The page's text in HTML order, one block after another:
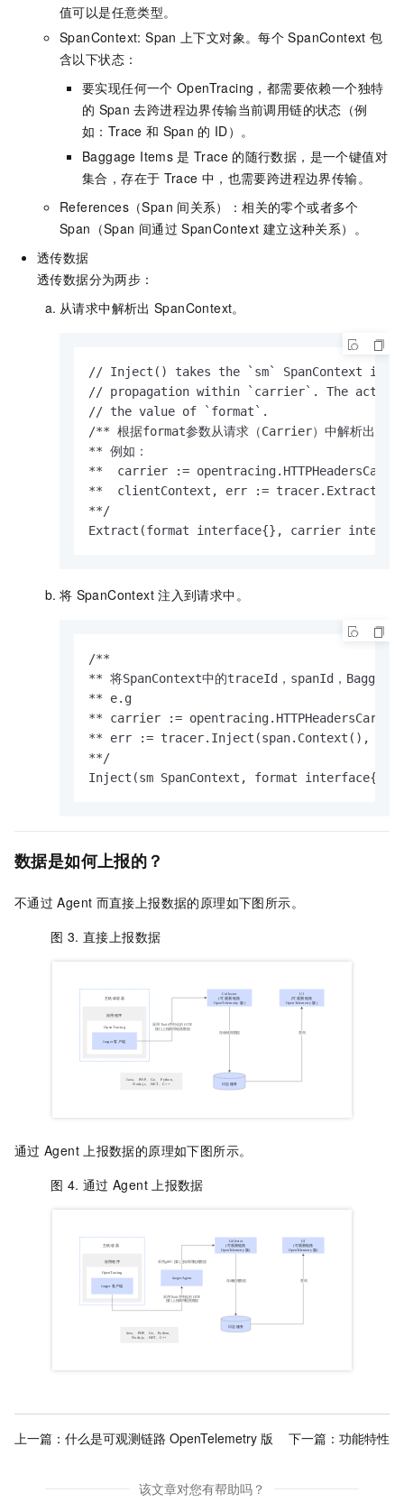
值可以是任意类型。
SpanContext: Span 上下文对象。每个 SpanContext 包
含以下状态：
要实现任何一个 OpenTracing，都需要依赖一个独特
的 Span 去跨进程边界传输当前调用链的状态（例
如：Trace 和 Span 的 ID）。
Baggage Items 是 Trace 的随行数据，是一个键值对
集合，存在于 Trace 中，也需要跨进程边界传输。
References（Span 间关系）：相关的零个或者多个
Span（Span 间通过 SpanContext 建立这种关系）。
透传数据
透传数据分为两步：
从请求中解析出 SpanContext。
// Inject() takes the `sm` SpanContext
// propagation within `carrier`. The actual
// the value of `format`.
/** 根据format参数从请求（Carrier）中解析出
** 例如：
**  carrier :=
**  clientContext, err :=
**/
Extract(format interface{}, carrier
将 SpanContext 注入到请求中。
/**
** 将SpanContext中的traceId，spanId，Baggage
** e.g
** carrier :=
** err := tracer.Inject(span.Context(),
**/
Inject(sm SpanContext, format
数据是如何上报的？
不通过 Agent 而直接上报数据的原理如下图所示。
图 3. 直接上报数据
通过 Agent 上报数据的原理如下图所示。
图 4. 通过 Agent 上报数据
上一篇： 什么是可观测链路 OpenTelemetry 版 下一篇： 功能特性
该文章对您有帮助吗？